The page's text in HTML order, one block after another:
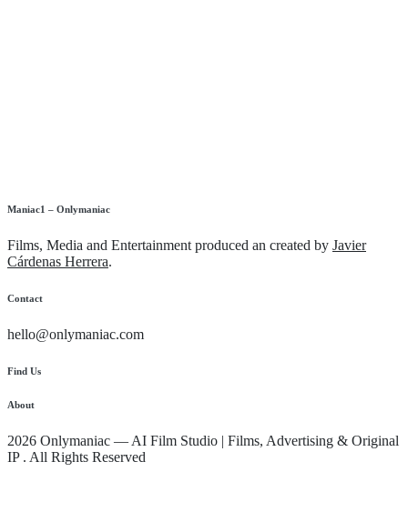
Maniac1 – Onlymaniac
Films, Media and Entertainment produced an created by Javier
Cárdenas Herrera.
Contact
hello@onlymaniac.com
Find Us
Instagram
WhatsApp
TikTok
About
2026 Onlymaniac — AI Film Studio | Films, Advertising & Original
IP . All Rights Reserved